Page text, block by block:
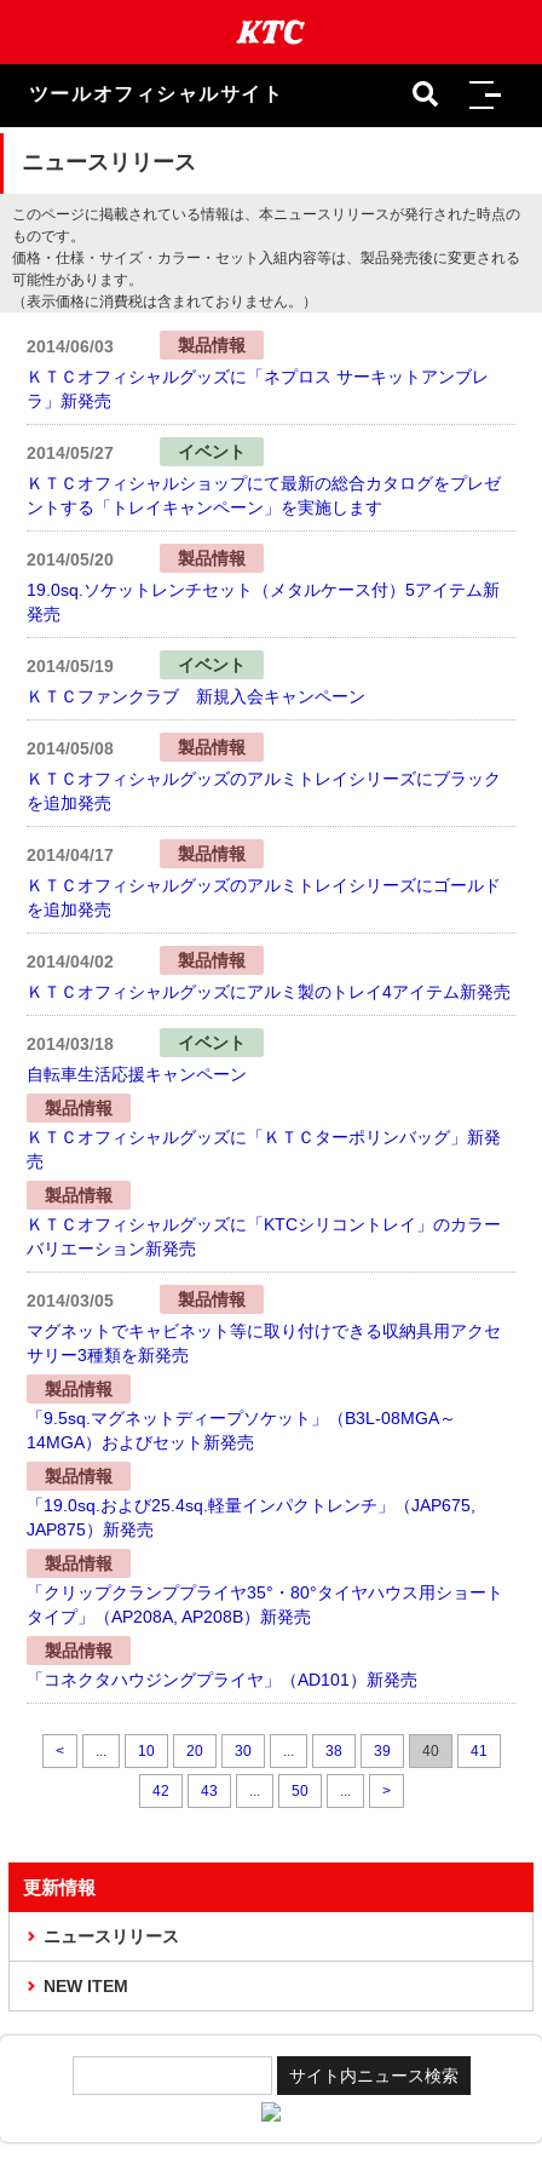
ま
キ
ツールオフィシャルサイト
ニュースリリース
このページに掲載されている情報は、本ニュースリリースが発行された時点の
ものです。
価格・仕様・サイズ・カラー・セット入組内容等は、製品発売後に変更される
可能性があります。
（表示価格に消費税は含まれておりません。）
2014/06/03
製品情報
ＫＴＣオフィシャルグッズに「ネプロス サーキットアンブレ
ラ」新発売
2014/05/27
イベント
ＫＴＣオフィシャルショップにて最新の総合カタログをプレゼ
ントする「トレイキャンペーン」を実施します
2014/05/20
製品情報
19.0sq.ソケットレンチセット（メタルケース付）5アイテム新
発売
2014/05/19
イベント
ＫＴＣファンクラブ 新規入会キャンペーン
2014/05/08
製品情報
ＫＴＣオフィシャルグッズのアルミトレイシリーズにブラック
を追加発売
2014/04/17
製品情報
ＫＴＣオフィシャルグッズのアルミトレイシリーズにゴールド
を追加発売
2014/04/02
製品情報
ＫＴＣオフィシャルグッズにアルミ製のトレイ4アイテム新発売
2014/03/18
イベント
自転車生活応援キャンペーン
製品情報
ＫＴＣオフィシャルグッズに「ＫＴＣターポリンバッグ」新発
売
製品情報
ＫＴＣオフィシャルグッズに「KTCシリコントレイ」のカラー
バリエーション新発売
2014/03/05
製品情報
マグネットでキャビネット等に取り付けできる収納具用アクセ
サリー3種類を新発売
製品情報
「9.5sq.マグネットディープソケット」（B3L-08MGA～
14MGA）およびセット新発売
製品情報
「19.0sq.および25.4sq.軽量インパクトレンチ」（JAP675,
JAP875）新発売
製品情報
「クリップクランププライヤ35°・80°タイヤハウス用ショート
タイプ」（AP208A, AP208B）新発売
製品情報
「コネクタハウジングプライヤ」（AD101）新発売
< ... 10 20 30 ... 38 39 40 41
42 43 ... 50 ... >
更新情報
ニュースリリース
NEW ITEM